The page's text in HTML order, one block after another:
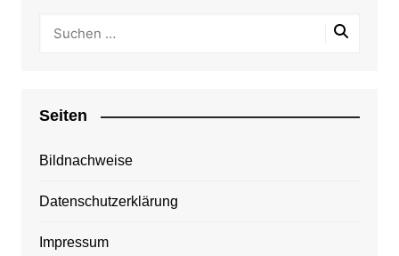
Seiten
Bildnachweise
Datenschutzerklärung
Impressum